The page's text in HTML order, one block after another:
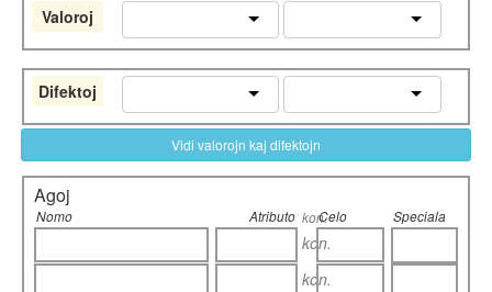
Valoroj
Difektoj
Vidi valorojn kaj difektojn
Agoj
Nomo Atributo kon.Celo Speciala
kon.
kon.